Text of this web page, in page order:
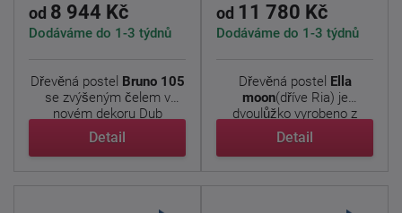
od 8 944 Kč
Dodáváme do 1-3 týdnů
Dřevěná postel Bruno 105
se zvýšeným čelem v
novém dekoru Dub
nebraska ...
Detail
od 11 780 Kč
Dodáváme do 1-3 týdnů
Dřevěná postel Ella
moon(dříve Ria) je
dvoulůžko vyrobeno z
laminované ...
Detail